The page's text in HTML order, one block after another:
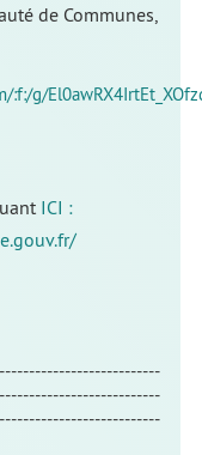
de Communes,
g/
ICI :